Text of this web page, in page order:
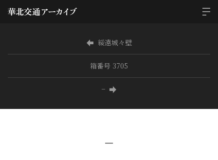
綏遠城々壁
箱番号 3705
−
−